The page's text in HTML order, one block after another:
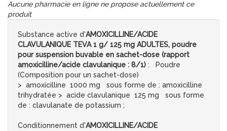
Aucune pharmacie en ligne ne propose actuellement ce
produit
Substance active d'AMOXICILLINE/ACIDE
CLAVULANIQUE TEVA 1 g/ 125 mg ADULTES, poudre
pour suspension buvable en sachet-dose (rapport
amoxicilline/acide clavulanique : 8/1) : Poudre
(Composition pour un sachet-dose)
> amoxicilline 1000 mg sous forme de : amoxicilline
trihydratée > acide clavulanique 125 mg sous forme
de : clavulanate de potassium ;
Conditionnement d'AMOXICILLINE/ACIDE